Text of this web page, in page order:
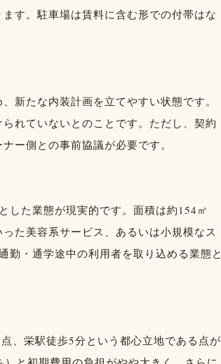
す。駐車場は賃料に含む形での付帯はな
新たな内装計画を立てやすい状態です。
れていないとのことです。ただし、契約
ー側との事前協議が必要です。
した業態が現実的です。面積は約154㎡
た美容系サービス、あるいは小規模なス
勤・通学途中の利用者を取り込める業態と
、栄駅徒歩5分という都心立地である点が